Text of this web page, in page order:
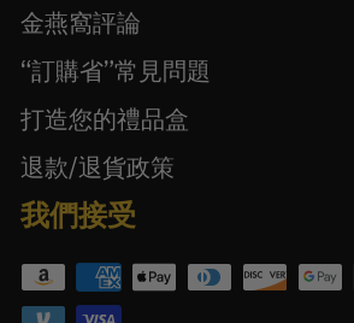
金燕窩評論
“訂購省”常見問題
打造您的禮品盒
退款/退貨政策
我們接受